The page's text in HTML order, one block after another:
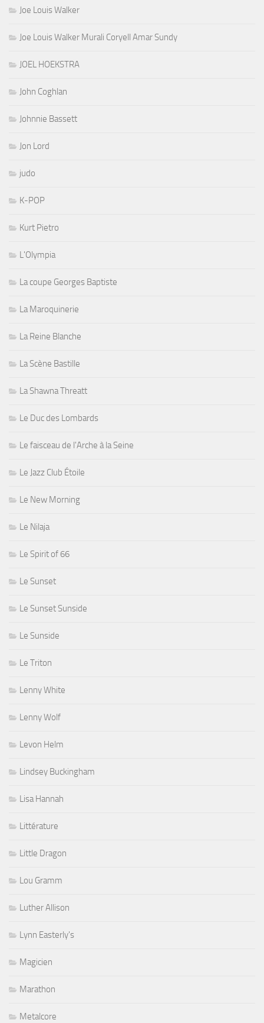
Joe Louis Walker
Joe Louis Walker Murali Coryell Amar Sundy
JOEL HOEKSTRA
John Coghlan
Johnnie Bassett
Jon Lord
judo
K-POP
Kurt Pietro
L'Olympia
La coupe Georges Baptiste
La Maroquinerie
La Reine Blanche
La Scène Bastille
La Shawna Threatt
Le Duc des Lombards
Le faisceau de l'Arche à la Seine
Le Jazz Club Étoile
Le New Morning
Le Nilaja
Le Spirit of 66
Le Sunset
Le Sunset Sunside
Le Sunside
Le Triton
Lenny White
Lenny Wolf
Levon Helm
Lindsey Buckingham
Lisa Hannah
Littérature
Little Dragon
Lou Gramm
Luther Allison
Lynn Easterly's
Magicien
Marathon
Metalcore